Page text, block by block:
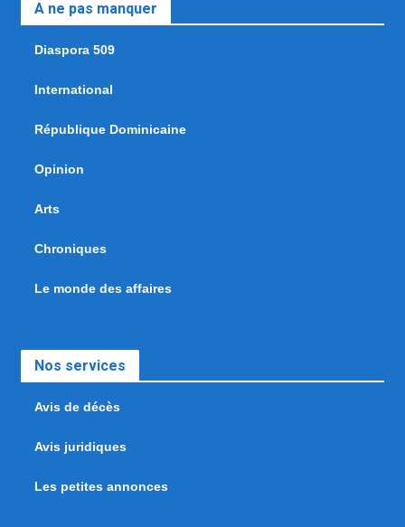
A ne pas manquer
Diaspora 509
International
République Dominicaine
Opinion
Arts
Chroniques
Le monde des affaires
Nos services
Avis de décès
Avis juridiques
Les petites annonces